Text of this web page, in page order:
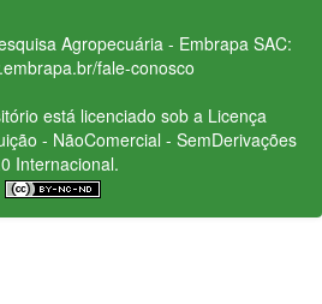
Agropecuária - Embrapa SAC:
fale-conosco
está licenciado sob a Licença
- NãoComercial - SemDerivações
Internacional.